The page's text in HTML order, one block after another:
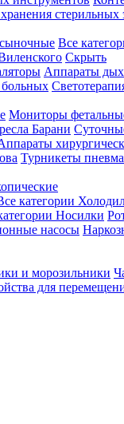
стерильных
Все
Скрыть
Аппараты
Мониторы
Барани
Турникеты
категории
Носилки
насосы
и морозильники
для